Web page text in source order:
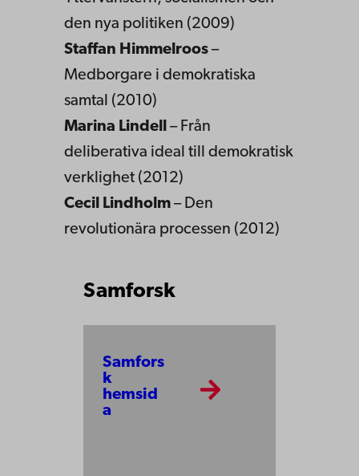
den nya politiken (2009)
Staffan Himmelroos –
Medborgare i demokratiska
samtal (2010)
Marina Lindell – Från
deliberativa ideal till demokratisk
verklighet (2012)
Cecil Lindholm – Den
revolutionära processen (2012)
Samforsk
Samfors
k
hemsid
a